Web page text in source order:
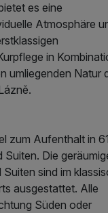
es eine
Atmosphäre
in
umliegenden Natur
zum Aufenthalt in 61
Suiten. Die
sind im
ausgestattet. Alle
Süden oder